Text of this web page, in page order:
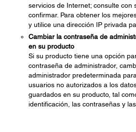
servicios de Internet; consulte con
confirmar. Para obtener los
y utilice una dirección IP privada
Cambiar la contraseña de
en su producto
Si su producto tiene una opción
contraseña de administrador,
administrador predeterminada
usuarios no autorizados a los
guardados en su producto, tal
identificación, las contraseñas y